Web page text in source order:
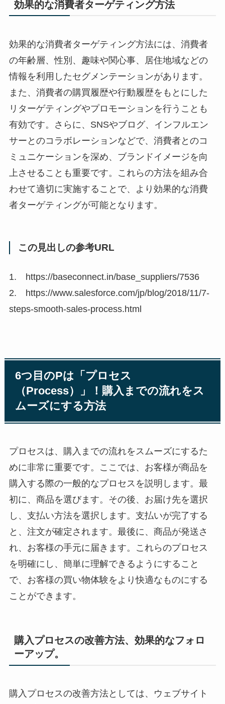
効果的な消費者ターゲティング方法
効果的な消費者ターゲティング方法には、消費者
の年齢層、性別、趣味や関心事、居住地域などの
情報を利用したセグメンテーションがあります。
また、消費者の購買履歴や行動履歴をもとにした
リターゲティングやプロモーションを行うことも
有効です。さらに、SNSやブログ、インフルエン
サーとのコラボレーションなどで、消費者とのコ
ミュニケーションを深め、ブランドイメージを向
上させることも重要です。これらの方法を組み合
わせて適切に実施することで、より効果的な消費
者ターゲティングが可能となります。
この見出しの参考URL
1. https://baseconnect.in/base_suppliers/7536
2. https://www.salesforce.com/jp/blog/2018/11/7-
steps-smooth-sales-process.html
6つ目のPは「プロセス
（Process）」！購入までの流れをス
ムーズにする方法
プロセスは、購入までの流れをスムーズにするた
めに非常に重要です。ここでは、お客様が商品を
購入する際の一般的なプロセスを説明します。最
初に、商品を選びます。その後、お届け先を選択
し、支払い方法を選択します。支払いが完了する
と、注文が確定されます。最後に、商品が発送さ
れ、お客様の手元に届きます。これらのプロセス
を明確にし、簡単に理解できるようにすること
で、お客様の買い物体験をより快適なものにする
ことができます。
購入プロセスの改善方法、効果的なフォロ
ーアップ。
購入プロセスの改善方法としては、ウェブサイト